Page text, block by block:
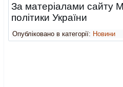
За матеріалами сайту
політики України
Опубліковано в категорії: Новини